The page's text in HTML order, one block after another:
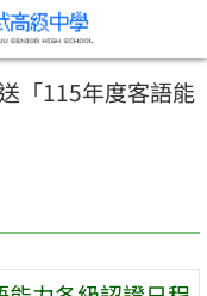
「115年度客語能